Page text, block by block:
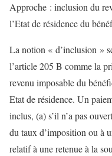
Approche : inclusion du
l’Etat de résidence du
La notion « d’inclusion »
l’article 205 B comme la
revenu imposable du
Etat de résidence. Un
inclus, (a) s’il n’a pas
du taux d’imposition ou à
relatif à une retenue à la